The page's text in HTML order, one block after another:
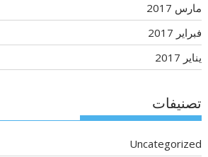
مارس 2017
فبراير 2017
يناير 2017
تصنيفات
Uncategorized